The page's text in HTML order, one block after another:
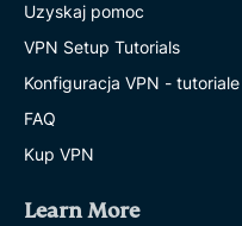
Uzyskaj pomoc
VPN Setup Tutorials
Konfiguracja VPN - tutoriale
FAQ
Kup VPN
Learn More